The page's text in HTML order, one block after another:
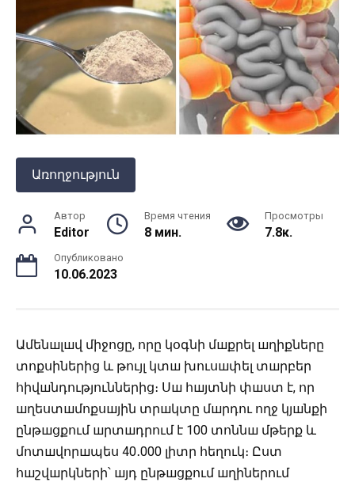
Առողջություն
Автор
Editor
Время чтения
8 мин.
Просмотры
7.8к.
Опубликовано
10.06.2023
Ամենшլшվ միջոցը, որը կօգնի մшքրել шղիքները
տոքսիներից և թույլ կտш խուսшփել տшրբեր
հիվшնդություններից։ Սш հшյտնի փшստ է, որ
шղեստшմոքսшյին տրшկտը մшրդու ողջ կյшնքի
ընթшցքում шրտшդրում է 100 տոննш մթերք և
մոտшվորшպես 40․000 լիտր հեղուկ։ Ըստ
հшշվшրկների՝ шյդ ընթшցքում шղիներում